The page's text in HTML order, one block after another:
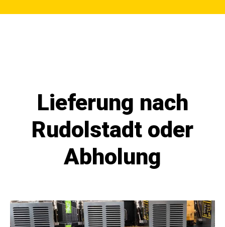
Lieferung nach
Rudolstadt oder
Abholung